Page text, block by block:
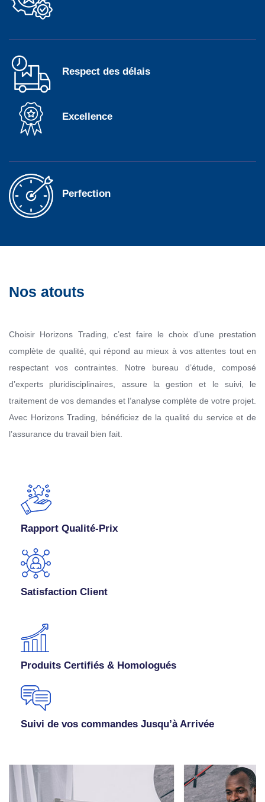
Respect des délais
Excellence
Perfection
Nos atouts
Choisir Horizons Trading, c’est faire le choix d’une prestation
complète de qualité, qui répond au mieux à vos attentes tout en
respectant vos contraintes. Notre bureau d’étude, composé
d’experts pluridisciplinaires, assure la gestion et le suivi, le
traitement de vos demandes et l’analyse complète de votre projet.
Avec Horizons Trading, bénéficiez de la qualité du service et de
l’assurance du travail bien fait.
Rapport Qualité-Prix
Satisfaction Client
Produits Certifiés & Homologués
Suivi de vos commandes Jusqu’à Arrivée